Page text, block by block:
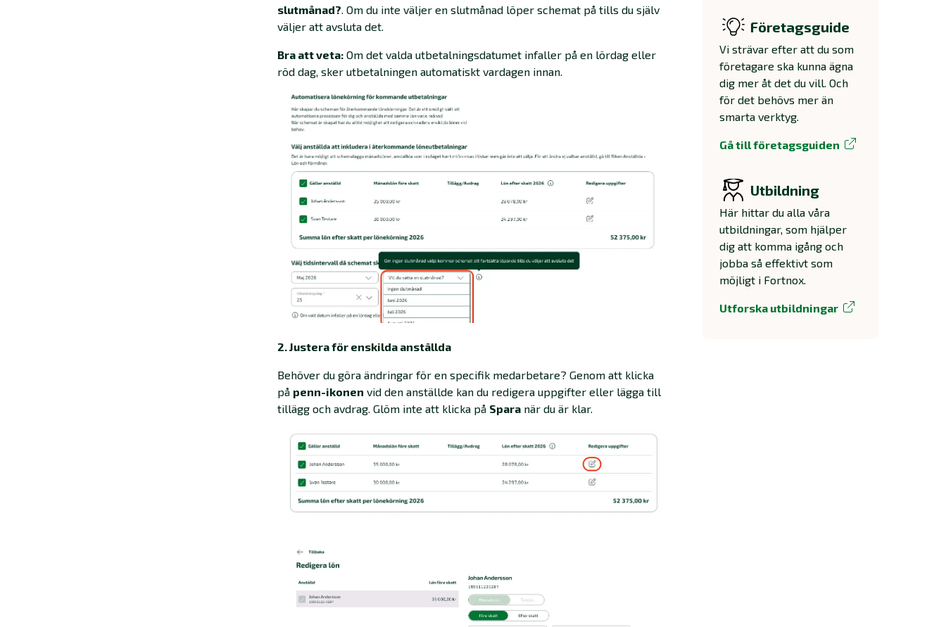
slutmånad?. Om du inte väljer en slutmånad löper schemat på tills du själv
väljer att avsluta det.
Bra att veta: Om det valda utbetalningsdatumet infaller på en lördag eller
röd dag, sker utbetalningen automatiskt vardagen innan.
2. Justera för enskilda anställda
Behöver du göra ändringar för en specifik medarbetare? Genom att klicka
på penn-ikonen vid den anställde kan du redigera uppgifter eller lägga till
tillägg och avdrag. Glöm inte att klicka på Spara när du är klar.
Företagsguide
Vi strävar efter att du som
företagare ska kunna ägna
dig mer åt det du vill. Och
för det behövs mer än
smarta verktyg.
Gå till företagsguiden
Utbildning
Här hittar du alla våra
utbildningar, som hjälper
dig att komma igång och
jobba så effektivt som
möjligt i Fortnox.
Utforska utbildningar